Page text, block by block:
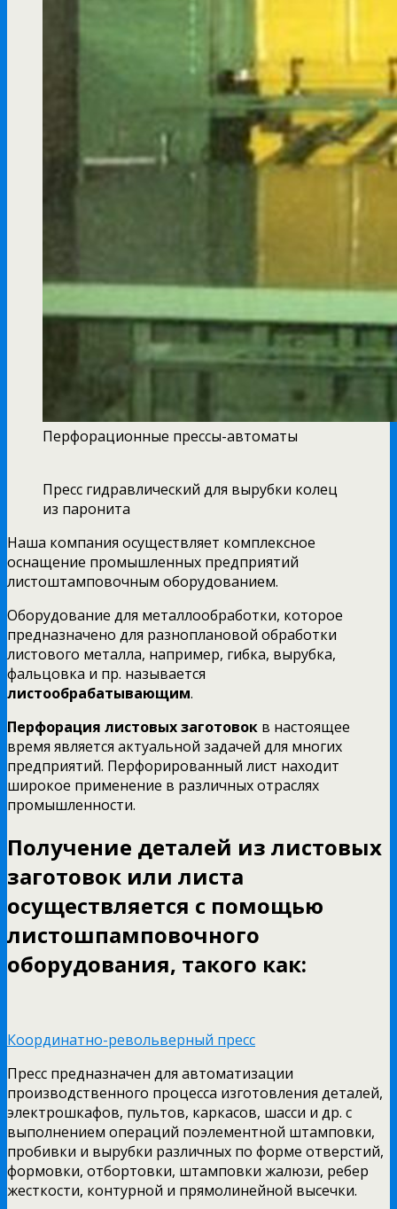
Перфорационные прессы-автоматы
Пресс гидравлический для вырубки колец
из паронита
Наша компания осуществляет комплексное
оснащение промышленных предприятий
листоштамповочным оборудованием.
Оборудование для металлообработки, которое
предназначено для разноплановой обработки
листового металла, например, гибка, вырубка,
фальцовка и пр. называется
листообрабатывающим.
Перфорация листовых заготовок в настоящее
время является актуальной задачей для многих
предприятий. Перфорированный лист находит
широкое применение в различных отраслях
промышленности.
Получение деталей из листовых
заготовок или листа
осуществляется с помощью
листошпамповочного
оборудования, такого как:
Координатно-револьверный пресс
Пресс предназначен для автоматизации
производственного процесса изготовления деталей,
электрошкафов, пультов, каркасов, шасси и др. с
выполнением операций поэлементной штамповки,
пробивки и вырубки различных по форме отверстий,
формовки, отбортовки, штамповки жалюзи, ребер
жесткости, контурной и прямолинейной высечки.